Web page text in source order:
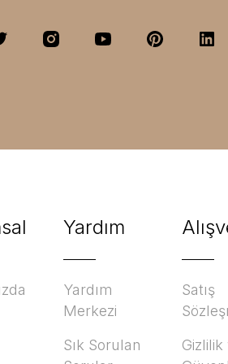
Yardım
Yardım
Merkezi
Sık Sorulan
Satış
Gizlilik